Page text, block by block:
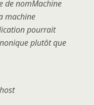
de nomMachine
machine
pourrait
plutôt que